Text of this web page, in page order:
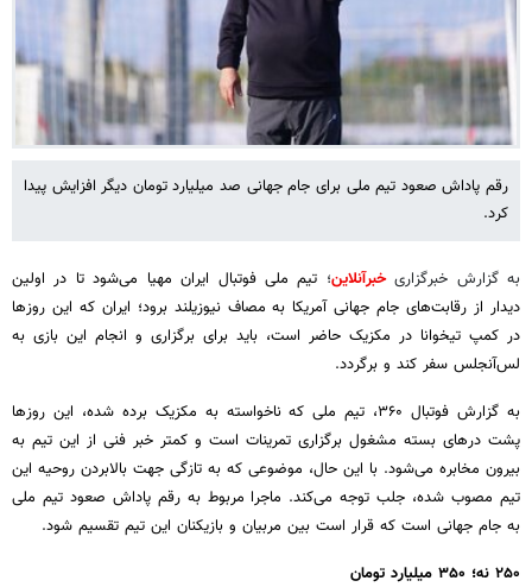
رقم پاداش صعود تیم ملی برای جام جهانی صد میلیارد تومان دیگر افزایش پیدا
کرد.
به گزارش خبرگزاریخبرآنلاین؛ تیم ملی فوتبال ایران مهیا می‌شود تا در اولین
دیدار از رقابت‌های جام جهانی آمریکا به مصاف نیوزیلند برود؛ ایران که این روزها
در کمپ تیخوانا در مکزیک حاضر است، باید برای برگزاری و انجام این بازی به
لس‌آنجلس سفر کند و برگردد.
به گزارش فوتبال ۳۶۰، تیم ملی که ناخواسته به مکزیک برده شده، این روزها
پشت درهای بسته مشغول برگزاری تمرینات است و کمتر خبر فنی از این تیم به
بیرون مخابره می‌شود. با این حال، موضوعی که به تازگی جهت بالابردن روحیه این
تیم مصوب شده، جلب توجه می‌کند. ماجرا مربوط به رقم پاداش صعود تیم ملی
به جام جهانی است که قرار است بین مربیان و بازیکنان این تیم تقسیم شود.
۲۵۰ نه؛ ۳۵۰ میلیارد تومان